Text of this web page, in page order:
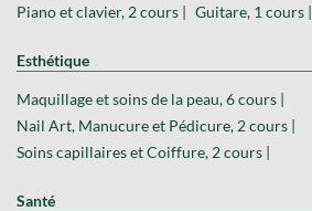
Piano et clavier, 2 cours | Guitare, 1 cours |
Esthétique
Maquillage et soins de la peau, 6 cours |
Nail Art, Manucure et Pédicure, 2 cours |
Soins capillaires et Coiffure, 2 cours |
Santé